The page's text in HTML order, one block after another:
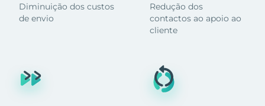
Diminuição dos custos
de envio
Redução dos
contactos ao apoio ao
cliente